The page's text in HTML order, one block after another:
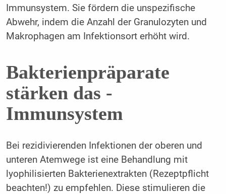
Immunsystem. Sie fördern die unspezifische
Abwehr, indem die Anzahl der Granulozyten und
Makrophagen am Infektionsort erhöht wird.
Bakterienpräparate
stärken das ­
Immunsystem
Bei rezidivierenden Infektionen der oberen und
unteren Atemwege ist eine Behandlung mit
lyophilisierten Bakterienextrakten (Rezeptpflicht
beachten!) zu empfehlen. Diese stimulieren die